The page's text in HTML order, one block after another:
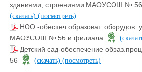
зданиями, строениями МАОУСОШ №
(скачать) (посмотреть)
НОО -обеспеч образоват. оборудов.
МАОУСОШ № 56 и филиала
Детский сад-обеспечение
56
(скачать) (посмотреть)